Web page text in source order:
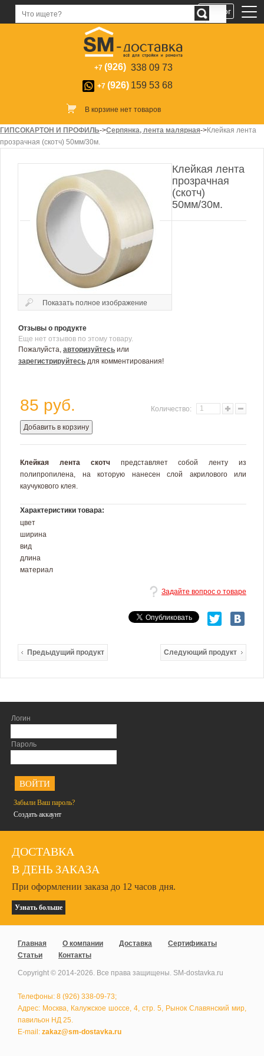
+7 (926) 338 09 73
+7 (926) 159 53 68
В корзине нет товаров
Логин
Пароль
Забыли Ваш пароль?
Создать аккаунт
ДОСТАВКА
В ДЕНЬ ЗАКАЗА
При оформлении заказа до 12 часов дня.
Узнать больше
ГИПСОКАРТОН И ПРОФИЛЬ->Серпянка, лента малярная->Клейкая лента
прозрачная (скотч) 50мм/30м.
Показать полное изображение
Отзывы о продукте
Еще нет отзывов по этому товару.
Пожалуйста, авторизуйтесь или
зарегистрируйтесь для комментирования!
Клейкая лента
прозрачная
(скотч)
50мм/30м.
85 руб. Количество:
Добавить в корзину
Клейкая лента скотч представляет собой ленту из
полипропилена, на которую нанесен слой акрилового или
каучукового клея.
Характеристики товара:
цвет
ширина
вид
длина
материал
Задайте вопрос о товаре
Предыдущий продукт Следующий продукт
Главная О компании Доставка
Сертификаты
Статьи
Контакты
Copyright © 2014-2026. Все права защищены. SM-dostavka.ru
Телефоны: 8 (926) 338-09-73;
Адрес: Москва, Калужское шоссе, 4, стр. 5, Рынок Славянский мир,
павильон НД 25.
E-mail: zakaz@sm-dostavka.ru
Каталог